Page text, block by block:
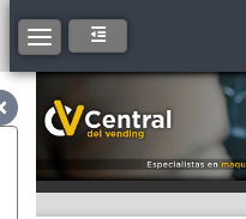
Toggle navigation